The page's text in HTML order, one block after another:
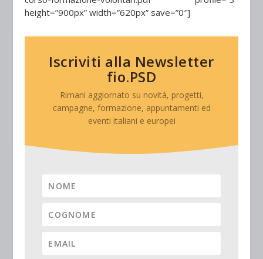
height=”900px” width=”620px” save=”0″]
Iscriviti alla Newsletter
fio.PSD
Rimani aggiornato su novità, progetti,
campagne, formazione, appuntamenti ed
eventi italiani e europei